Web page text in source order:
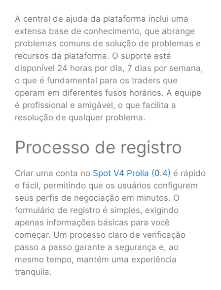
A central de ajuda da plataforma inclui uma
extensa base de conhecimento, que abrange
problemas comuns de solução de problemas e
recursos da plataforma. O suporte está
disponível 24 horas por dia, 7 dias por semana,
o que é fundamental para os traders que
operam em diferentes fusos horários. A equipe
é profissional e amigável, o que facilita a
resolução de qualquer problema.
Processo de registro
Criar uma conta no Spot V4 Prolia (0.4) é rápido
e fácil, permitindo que os usuários configurem
seus perfis de negociação em minutos. O
formulário de registro é simples, exigindo
apenas informações básicas para você
começar. Um processo claro de verificação
passo a passo garante a segurança e, ao
mesmo tempo, mantém uma experiência
tranquila.